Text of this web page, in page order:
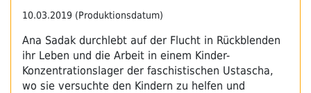
10.03.2019 (Produktionsdatum)
Ana Sadak durchlebt auf der Flucht in Rückblenden
ihr Leben und die Arbeit in einem Kinder-
Konzentrationslager der faschistischen Ustascha,
wo sie versuchte den Kindern zu helfen und